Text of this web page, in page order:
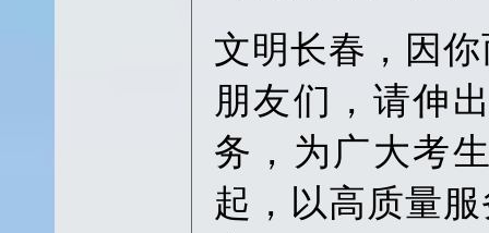
文明长春，因
朋友们，请伸
务，为广大考
起，以高质量